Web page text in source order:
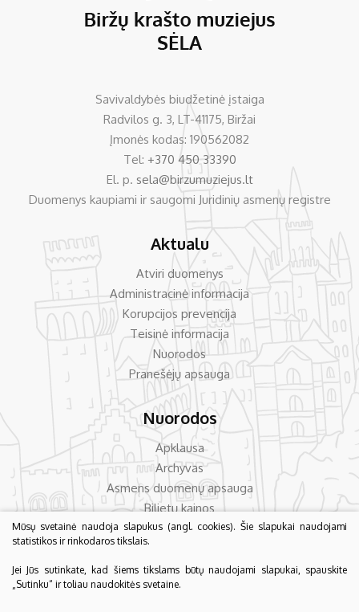
Savivaldybės biudžetinė įstaiga
Radvilos g. 3, LT-41175, Biržai
Įmonės kodas: 190562082
Tel: +370 450 33390
El. p. sela@birzumuziejus.lt
Duomenys kaupiami ir saugomi Juridinių asmenų registre
Aktualu
Atviri duomenys
Administracinė informacija
Korupcijos prevencija
Teisinė informacija
Nuorodos
Pranešėjų apsauga
Nuorodos
Apklausa
Archyvas
Asmens duomenų apsauga
Bilietų kainos
Dažniausiai užduodami klausimai
Konsultavimas su visuomene
Mūsų svetainė naudoja slapukus (angl. cookies). Šie slapukai naudojami
statistikos ir rinkodaros tikslais.
Jei Jūs sutinkate, kad šiems tikslams būtų naudojami slapukai, spauskite
„Sutinku“ ir toliau naudokitės svetaine.